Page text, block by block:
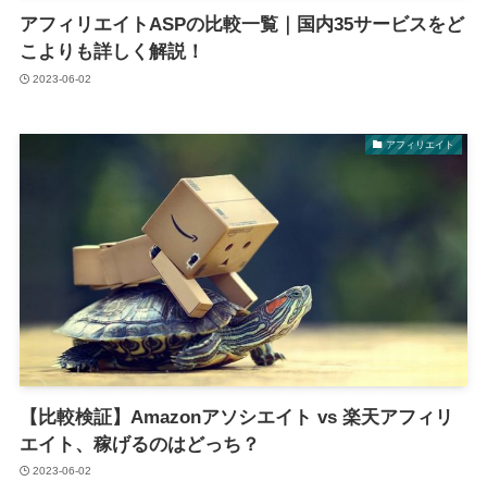
アフィリエイトASPの比較一覧｜国内35サービスをど
こよりも詳しく解説！
2023-06-02
アフィリエイト
【比較検証】Amazonアソシエイト vs 楽天アフィリ
エイト、稼げるのはどっち？
2023-06-02